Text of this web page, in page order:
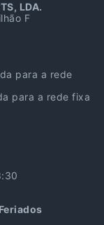
LDA.
F
para a rede
para a rede fixa